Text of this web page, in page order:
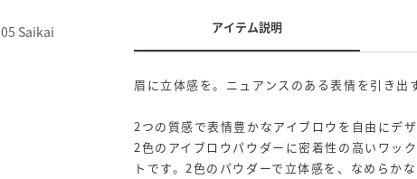
05 Saikai アイテム説明
眉に立体感を。ニュアンスのある表情を引き出
2つの質感で表情豊かなアイブロウを自由にデザ
2色のアイブロウパウダーに密着性の高いワッ
トです。2色のパウダーで立体感を、なめらか